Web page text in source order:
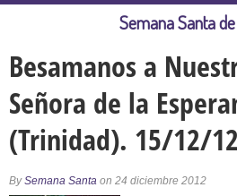
Besamanos a
Señora de la
(Trinidad). 15/12/12
BySemana Santa on 24 diciembre 2012
Semana Santa